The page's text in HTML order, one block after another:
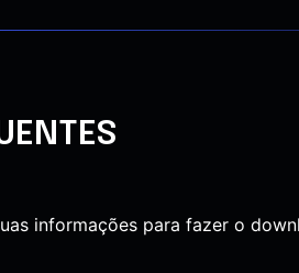
informações para fazer o